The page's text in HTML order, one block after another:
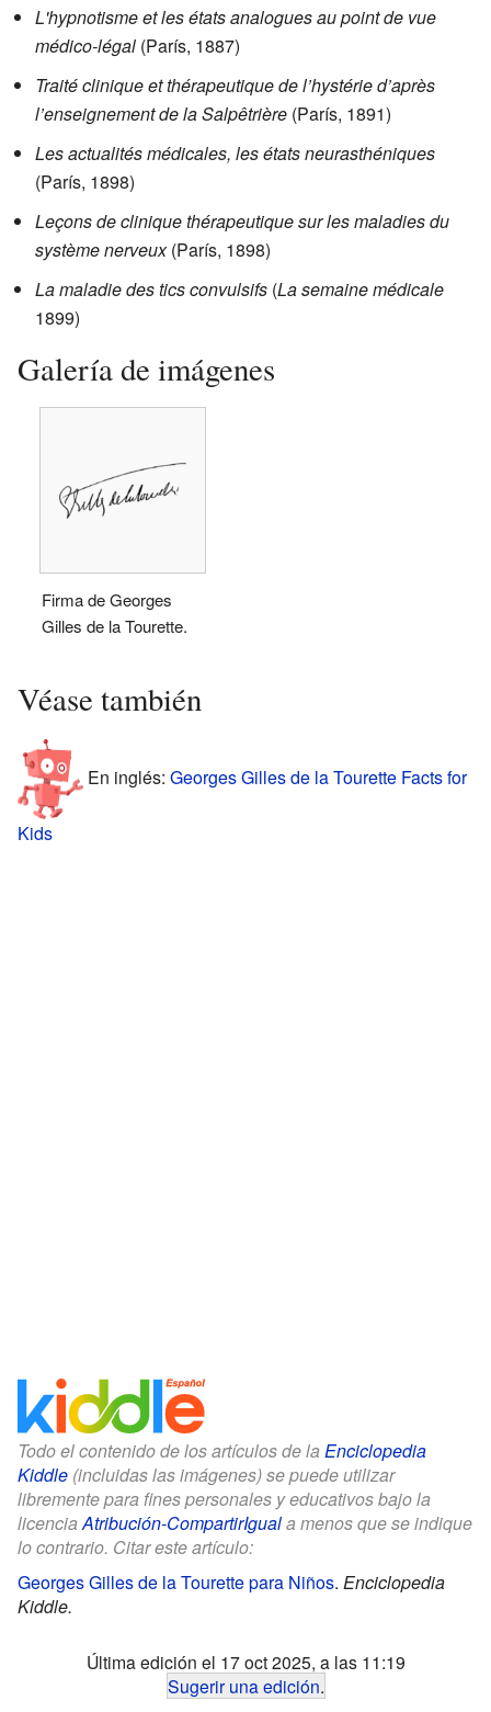
L'hypnotisme et les états analogues au point de vue
médico-légal (París, 1887)
Traité clinique et thérapeutique de l’hystérie d’après
l’enseignement de la Salpêtrière (París, 1891)
Les actualités médicales, les états neurasthéniques
(París, 1898)
Leçons de clinique thérapeutique sur les maladies du
système nerveux(París, 1898)
La maladie des tics convulsifs (La semaine médicale
1899)
Galería de imágenes
Firma de Georges
Gilles de la Tourette.
Véase también
En inglés: Georges Gilles de la Tourette Facts for
Kids
Todo el contenido de los artículos de la Enciclopedia
Kiddle (incluidas las imágenes) se puede utilizar
libremente para fines personales y educativos bajo la
licenciaAtribución-CompartirIguala menos que se indique
lo contrario. Citar este artículo:
Georges Gilles de la Tourette para Niños. Enciclopedia
Kiddle.
Última edición el 17 oct 2025, a las 11:19
Sugerir una edición.